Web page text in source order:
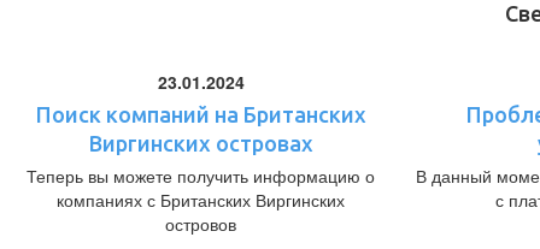
23.01.2024
Поиск компаний на Британских
Виргинских островах
Теперь вы можете получить информацию о
компаниях с Британских Виргинских
островов
В данный
с